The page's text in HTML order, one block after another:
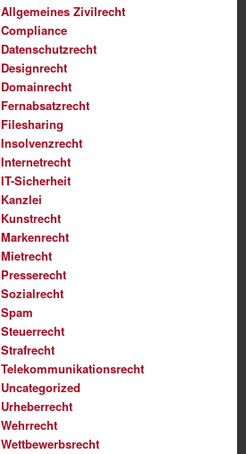
Allgemeines Zivilrecht
Compliance
Datenschutzrecht
Designrecht
Domainrecht
Fernabsatzrecht
Filesharing
Insolvenzrecht
Internetrecht
IT-Sicherheit
Kanzlei
Kunstrecht
Markenrecht
Mietrecht
Presserecht
Sozialrecht
Spam
Steuerrecht
Strafrecht
Telekommunikationsrecht
Uncategorized
Urheberrecht
Wehrrecht
Wettbewerbsrecht